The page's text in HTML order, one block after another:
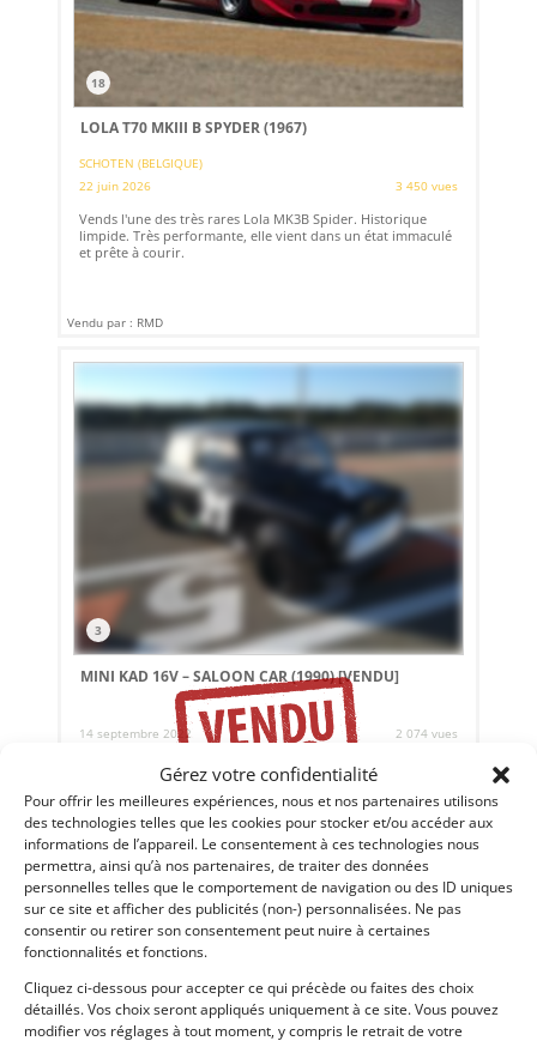
Gérez votre confidentialité
Pour offrir les meilleures expériences, nous et nos partenaires utilisons
des technologies telles que les cookies pour stocker et/ou accéder aux
informations de l’appareil. Le consentement à ces technologies nous
permettra, ainsi qu’à nos partenaires, de traiter des données
personnelles telles que le comportement de navigation ou des ID uniques
sur ce site et afficher des publicités (non-) personnalisées. Ne pas
consentir ou retirer son consentement peut nuire à certaines
fonctionnalités et fonctions.
Cliquez ci-dessous pour accepter ce qui précède ou faites des choix
détaillés. Vos choix seront appliqués uniquement à ce site. Vous pouvez
modifier vos réglages à tout moment, y compris le retrait de votre
18
LOLA T70 MKIII B SPYDER (1967)
SCHOTEN (BELGIQUE)
22 juin 2026
3 450 vues
Vends l'une des très rares Lola MK3B Spider. Historique
limpide. Très performante, elle vient dans un état immaculé
et prête à courir.
Vendu par : RMD
3
MINI KAD 16V – SALOON CAR (1990)[VENDU]
14 septembre 2022 2 074 vues
Vends Mini Miglia KAD 16V Saloon Car. Voiture unique : 200
Cv, 590 Kg, boite crabots... Eligible Saloon Car.
Vendu par : WG British Racing